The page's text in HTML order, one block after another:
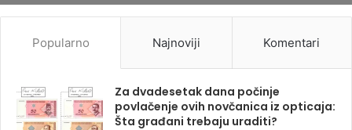
Popularno Najnoviji Komentari
Za dvadesetak dana počinje
povlačenje ovih novčanica iz opticaja:
Šta građani trebaju uraditi?